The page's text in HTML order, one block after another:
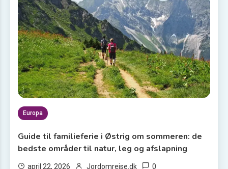
Europa
Guide til familieferie i Østrig om sommeren: de
bedste områder til natur, leg og afslapning
april 22, 2026 Jordomrejse.dk 0